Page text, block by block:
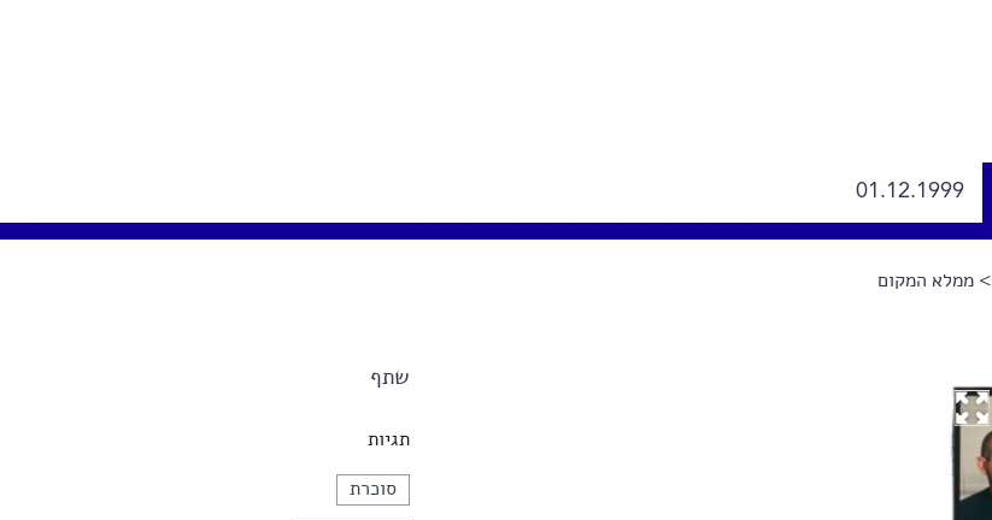
01.12.1999
> ממלא המקום
שתף
תגיות
סוכרת